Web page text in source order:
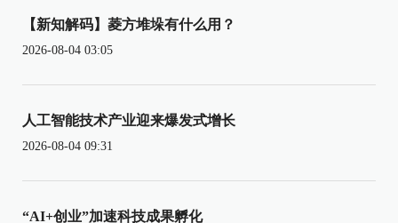
【新知解码】菱方堆垛有什么用？
2026-08-04 03:05
人工智能技术产业迎来爆发式增长
2026-08-04 09:31
“AI+创业”加速科技成果孵化